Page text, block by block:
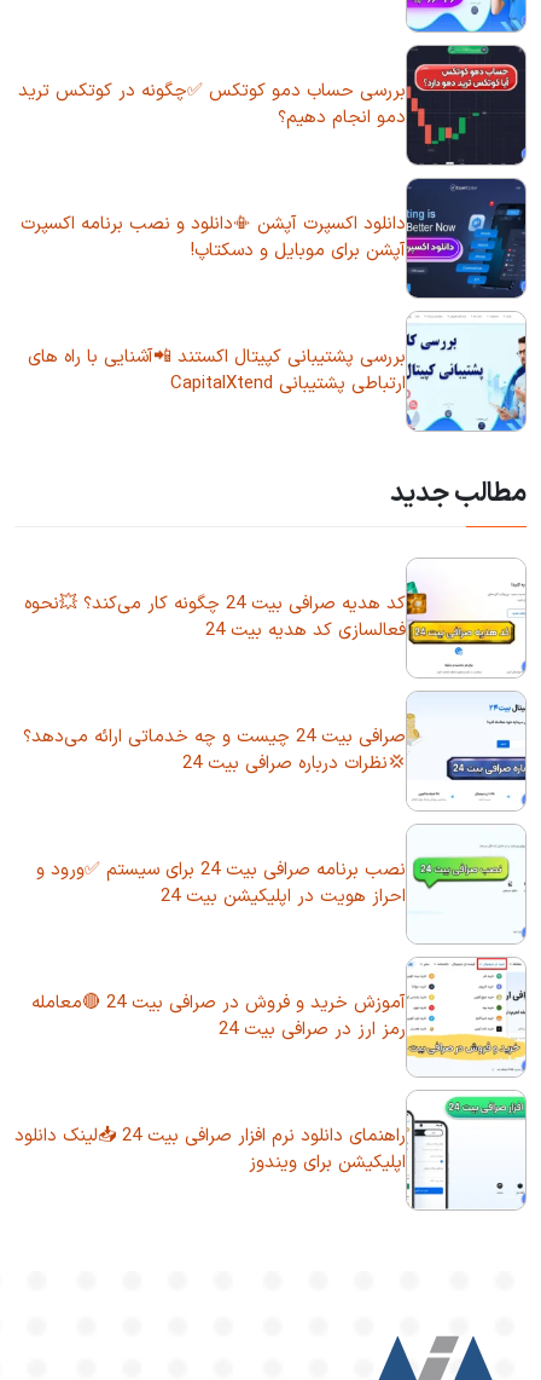
بررسی حساب دمو کوتکس ✅چگونه در کوتکس ترید
دمو انجام دهیم؟
دانلود اکسپرت آپشن 📳دانلود و نصب برنامه اکسپرت
آپشن برای موبایل و دسکتاپ!
بررسی پشتیبانی کپیتال اکستند 📲آشنایی با راه های
ارتباطی پشتیبانی CapitalXtend
مطالب جدید
کد هدیه صرافی بیت 24 چگونه کار می‌کند؟ 💥نحوه
فعالسازی کد هدیه بیت 24
صرافی بیت 24 چیست و چه خدماتی ارائه می‌دهد؟
💢نظرات درباره صرافی بیت 24
نصب برنامه صرافی بیت 24 برای سیستم ✅ورود و
احراز هویت در اپلیکیشن بیت 24
آموزش خرید و فروش در صرافی بیت 24 🔴معامله
رمز ارز در صرافی بیت 24
راهنمای دانلود نرم افزار صرافی بیت 24 📥لینک دانلود
اپلیکیشن برای ویندوز